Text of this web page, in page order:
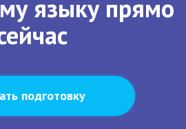
языку прямо
подготовку